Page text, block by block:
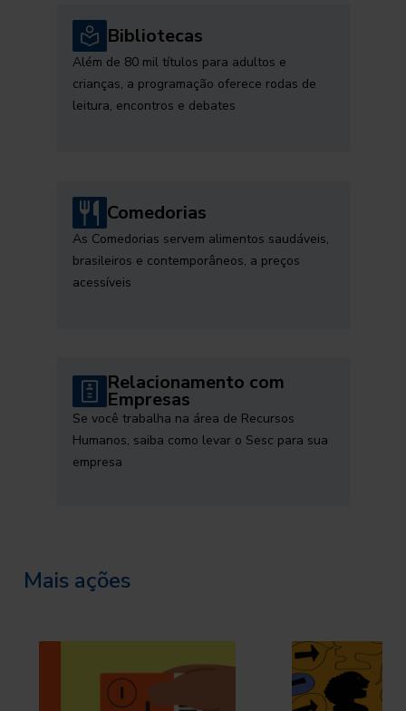
Bibliotecas
Além de 80 mil títulos para adultos e
crianças, a programação oferece rodas de
leitura, encontros e debates
Comedorias
As Comedorias servem alimentos saudáveis,
brasileiros e contemporâneos, a preços
acessíveis
Relacionamento com
Empresas
Se você trabalha na área de Recursos
Humanos, saiba como levar o Sesc para sua
empresa
Mais ações